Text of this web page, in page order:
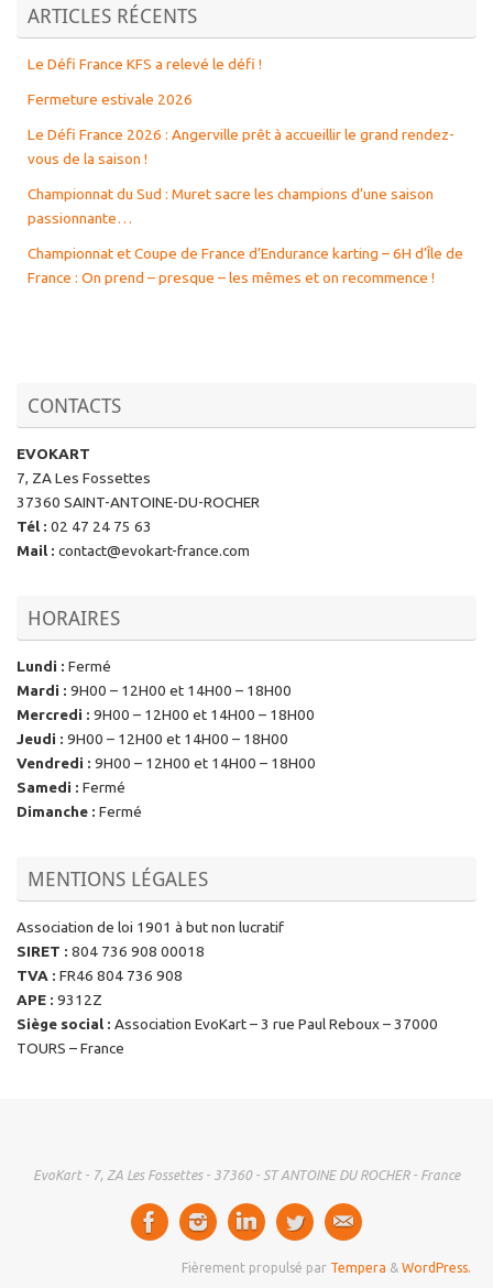
ARTICLES RÉCENTS
Le Défi France KFS a relevé le défi !
Fermeture estivale 2026
Le Défi France 2026 : Angerville prêt à accueillir le grand rendez-
vous de la saison !
Championnat du Sud : Muret sacre les champions d’une saison
passionnante…
Championnat et Coupe de France d’Endurance karting – 6H d’Île de
France : On prend – presque – les mêmes et on recommence !
CONTACTS
EVOKART
7, ZA Les Fossettes
37360 SAINT-ANTOINE-DU-ROCHER
Tél : 02 47 24 75 63
Mail : contact@evokart-france.com
HORAIRES
Lundi : Fermé
Mardi : 9H00 – 12H00 et 14H00 – 18H00
Mercredi : 9H00 – 12H00 et 14H00 – 18H00
Jeudi : 9H00 – 12H00 et 14H00 – 18H00
Vendredi : 9H00 – 12H00 et 14H00 – 18H00
Samedi : Fermé
Dimanche : Fermé
MENTIONS LÉGALES
Association de loi 1901 à but non lucratif
SIRET : 804 736 908 00018
TVA : FR46 804 736 908
APE : 9312Z
Siège social : Association EvoKart – 3 rue Paul Reboux – 37000
TOURS – France
EvoKart - 7, ZA Les Fossettes - 37360 - ST ANTOINE DU ROCHER - France
Fièrement propulsé par Tempera & WordPress.